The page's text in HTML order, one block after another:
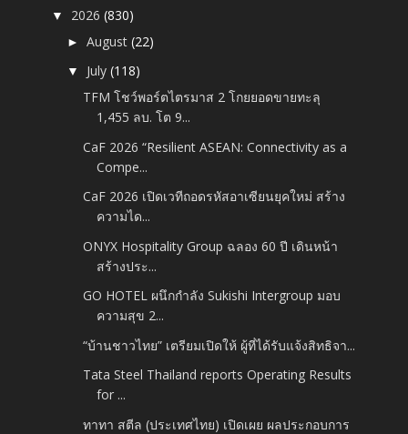
▼ 2026(830)
►August(22)
▼ July(118)
TFM โชว์พอร์ตไตรมาส 2 โกยยอดขายทะลุ
1,455 ลบ. โต 9...
CaF 2026 “Resilient ASEAN: Connectivity as a
Compe...
CaF 2026 เปิดเวทีถอดรหัสอาเซียนยุคใหม่ สร้าง
ความได...
ONYX Hospitality Group ฉลอง 60 ปี เดินหน้า
สร้างประ...
GO HOTEL ผนึกกำลัง Sukishi Intergroup มอบ
ความสุข 2...
“บ้านชาวไทย” เตรียมเปิดให้ ผู้ที่ได้รับแจ้งสิทธิจา...
Tata Steel Thailand reports Operating Results
for ...
ทาทา สตีล (ประเทศไทย) เปิดเผย ผลประกอบการ